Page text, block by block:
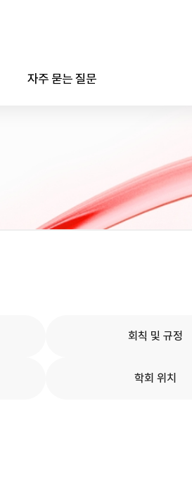
자주 묻는 질문
비만, 체중조절, 다이어트
회칙 및 규정
학회 위치